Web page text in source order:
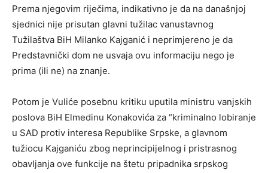
Prema njegovim riječima, indikativno je da na današnjoj
sjednici nije prisutan glavni tužilac vanustavnog
Tužilaštva BiH Milanko Kajganić i neprimjereno je da
Predstavnički dom ne usvaja ovu informaciju nego je
prima (ili ne) na znanje.
Potom je Vuliće posebnu kritiku uputila ministru vanjskih
poslova BiH Elmedinu Konakovića za “kriminalno lobiranje
u SAD protiv interesa Republike Srpske, a glavnom
tužiocu Kajganiću zbog neprincipijelnog i pristrasnog
obavljanja ove funkcije na štetu pripadnika srpskog